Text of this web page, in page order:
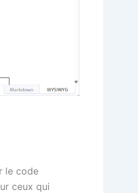
le code
ceux qui